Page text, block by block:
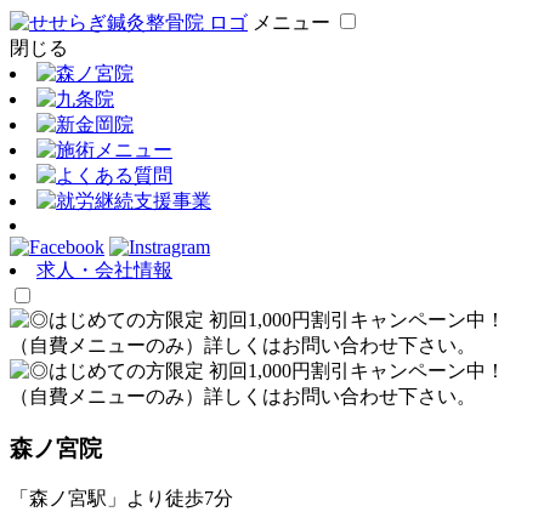
メニュー
閉じる
求人・会社情報
森ノ宮院
「森ノ宮駅」より徒歩7分